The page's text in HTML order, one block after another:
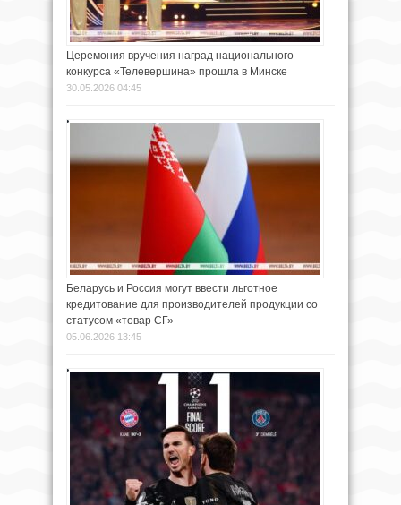
Церемония вручения наград национального
конкурса «Телевершина» прошла в Минске
30.05.2026 04:45
Беларусь и Россия могут ввести льготное
кредитование для производителей продукции со
статусом «товар СГ»
05.06.2026 13:45